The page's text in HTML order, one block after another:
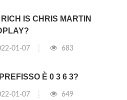
RICH IS CHRIS MARTIN
01-07 683
È 0 3 6 3?
01-07 649